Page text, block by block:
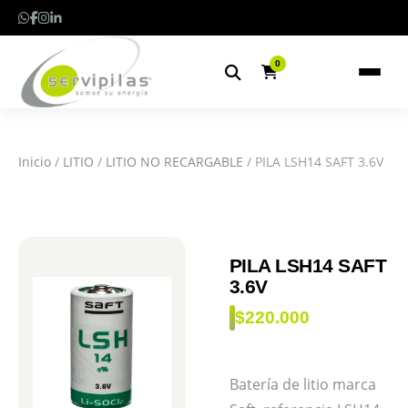
0
Inicio / LITIO / LITIO NO RECARGABLE / PILA LSH14 SAFT 3.6V
PILA LSH14 SAFT
3.6V
$220.000
Batería de litio marca